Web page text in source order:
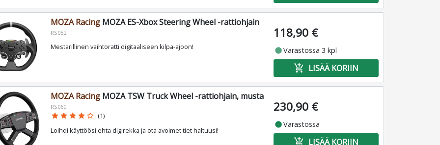
MOZA RacingMOZA ES-Xbox Steering Wheel -rattiohjain
RS052
Mestarillinen vaihtoratti digitaaliseen kilpa-ajoon!
118,90 €
fiber_manual_recordVarastossa 3 kpl
add_shopping_cart LISÄÄ KORIIN
MOZA RacingMOZA TSW Truck Wheel -rattiohjain, musta
RS060
star star star star star_border (1)
Loihdi käyttöösi ehta digirekka ja ota avoimet tiet haltuusi!
230,90 €
fiber_manual_recordVarastossa
add_shopping_cart LISÄÄ KORIIN